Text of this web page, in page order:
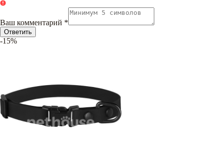
Ваш комментарий *
Ответить
-15%